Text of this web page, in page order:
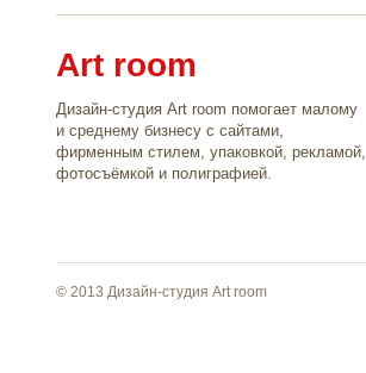
Art room
Дизайн-студия Art room помогает малому
и среднему бизнесу с сайтами,
фирменным стилем, упаковкой, рекламой,
фотосъёмкой и полиграфией.
© 2013 Дизайн-студия Art room